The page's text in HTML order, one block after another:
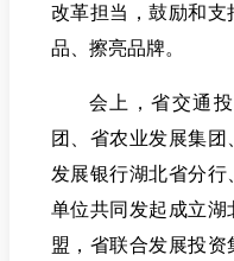
改革担当，鼓励和
品、擦亮品牌。
会上，省交通
团、省农业发展集
发展银行湖北省分
单位共同发起成立湖
盟，省联合发展投